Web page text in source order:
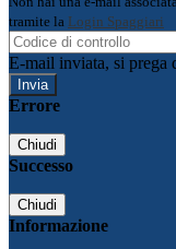
tramite la Login Spaggiari
E-mail inviata, si prega
Errore
Chiudi
Successo
Chiudi
Informazione